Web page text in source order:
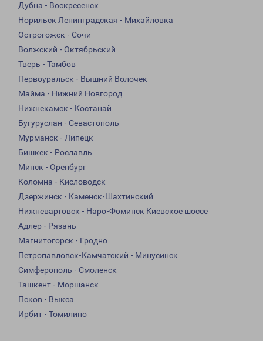
Дубна - Воскресенск
Норильск Ленинградская - Михайловка
Острогожск - Сочи
Волжский - Октябрьский
Тверь - Тамбов
Первоуральск - Вышний Волочек
Майма - Нижний Новгород
Нижнекамск - Костанай
Бугуруслан - Севастополь
Мурманск - Липецк
Бишкек - Рославль
Минск - Оренбург
Коломна - Кисловодск
Дзержинск - Каменск-Шахтинский
Нижневартовск - Наро-Фоминск Киевское шоссе
Адлер - Рязань
Магнитогорск - Гродно
Петропавловск-Камчатский - Минусинск
Симферополь - Смоленск
Ташкент - Моршанск
Псков - Выкса
Ирбит - Томилино